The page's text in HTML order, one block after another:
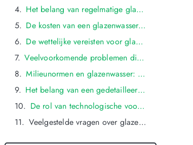
Het belang van regelmatige glazenwasser voor voertuigen in oldenzaal
De kosten van een glazenwasser in oldenzaal: Wat kunt u verwachten?
De wettelijke vereisten voor glazenwasser in oldenzaal: Een overzicht
Veelvoorkomende problemen die tijdens glazenwasser in oldenzaal worden aangetroffen
Milieunormen en glazenwasser: Hoe worden deze gehandhaafd in oldenzaal?
Het belang van een gedetailleerde glazenwasser voor voertuigeigenaren in oldenzaal
De rol van technologische vooruitgang bij glazenwasser in oldenzaal
Veelgestelde vragen over glazenwasser in oldenzaal